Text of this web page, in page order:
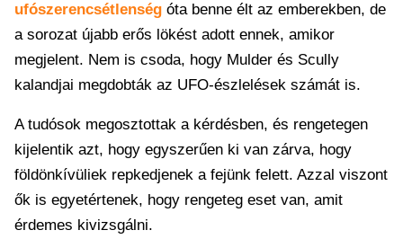
ufószerencsétlenség óta benne élt az emberekben, de
a sorozat újabb erős lökést adott ennek, amikor
megjelent. Nem is csoda, hogy Mulder és Scully
kalandjai megdobták az UFO-észlelések számát is.
A tudósok megosztottak a kérdésben, és rengetegen
kijelentik azt, hogy egyszerűen ki van zárva, hogy
földönkívüliek repkedjenek a fejünk felett. Azzal viszont
ők is egyetértenek, hogy rengeteg eset van, amit
érdemes kivizsgálni.